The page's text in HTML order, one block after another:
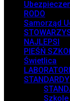
RODO
Samorząd
NAJLEPSI
PIEŚŃ
Świetlica